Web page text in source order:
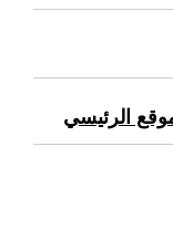
الرئيسي